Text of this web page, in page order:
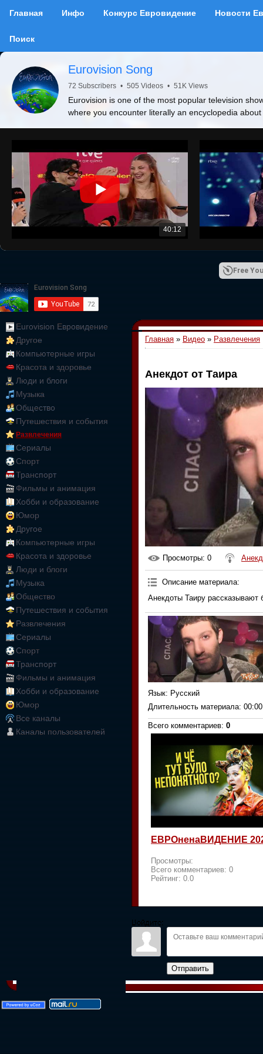
Главная Инфо Конкурс Евровидение Новости
Поиск
Eurovision Song
72 Subscribers • 505 Videos • 51K Views
Eurovision is one of the most popular television
where you encounter literally an encyclopedia
40:12
Free
Eurovision Евровидение
Другое
Компьютерные игры
Красота и здоровье
Люди и блоги
Музыка
Общество
Путешествия и события
Развлечения
Сериалы
Спорт
Транспорт
Фильмы и анимация
Хобби и образование
Юмор
Другое
Компьютерные игры
Красота и здоровье
Люди и блоги
Музыка
Общество
Путешествия и события
Развлечения
Сериалы
Спорт
Транспорт
Фильмы и анимация
Хобби и образование
Юмор
Все каналы
Каналы пользователей
Главная » Видео » Развлечения
Анекдот от Таира
Просмотры: 0
Описание материала:
Анекдоты Таиру рассказывают
Язык: Русский
Длительность материала:
Всего комментариев: 0
ЕВРОненаВИДЕНИЕ
Просмотры:
Всего комментариев: 0
Рейтинг: 0.0
Войдите:
Отправить